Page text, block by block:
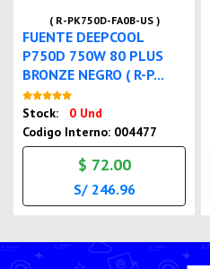
( R-PK750D-FA0B-US )
FUENTE DEEPCOOL
P750D 750W 80 PLUS
BRONZE NEGRO ( R-P...
Stock:
0 Und
Codigo Interno: 004477
$ 72.00
S/ 246.96